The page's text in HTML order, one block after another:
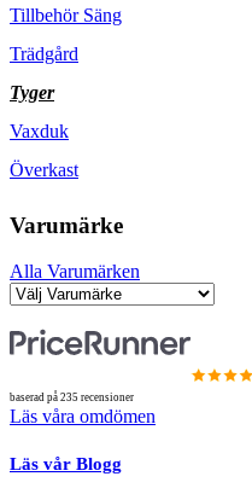
Tillbehör Säng
Trädgård
Tyger
Vaxduk
Överkast
Varumärke
Alla Varumärken
baserad på 235 recensioner
Läs våra omdömen
Läs vår Blogg